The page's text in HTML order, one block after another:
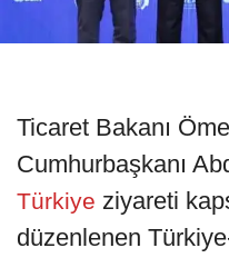
Ticaret Bakanı
Cumhurbaşkanı
Türkiye ziyareti
düzenlenen